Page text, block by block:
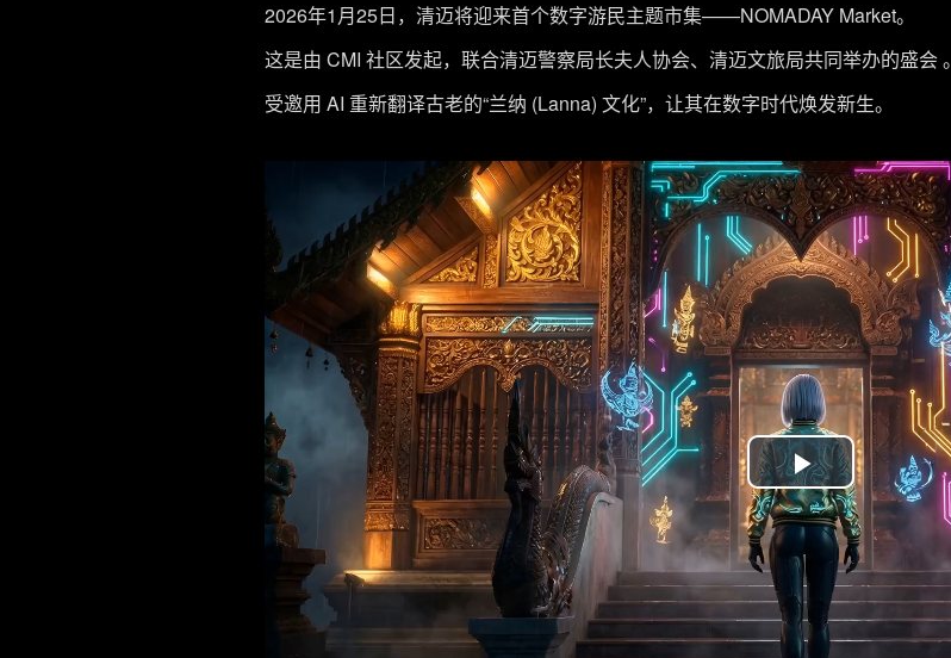
2026年1⽉25⽇，清迈将迎来⾸个数字游⺠主题市集——NOMADAY Market。
这是由 CMI 社区发起，联合清迈警察局⻓夫⼈协会、清迈⽂旅局共同举办的盛会 。
受邀⽤ AI 重新翻译古⽼的“兰纳 (Lanna) ⽂化”，让其在数字时代焕发新⽣。
Play
Video